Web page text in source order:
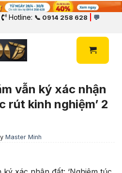
Hotline: 📞 0914 258 628
💬
vẫn ký xác nhận
rút kinh nghiệm’ 2
Master Minh